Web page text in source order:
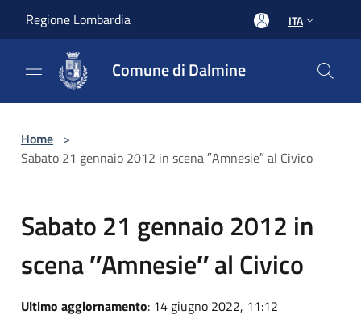
Regione Lombardia ITA
Comune di Dalmine
Home >
Sabato 21 gennaio 2012 in scena ″Amnesie″ al Civico
Sabato 21 gennaio 2012 in
scena ″Amnesie″ al Civico
Ultimo aggiornamento: 14 giugno 2022, 11:12